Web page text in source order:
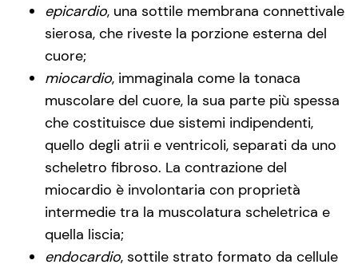
epicardio, una sottile membrana connettivale
sierosa, che riveste la porzione esterna del
cuore;
miocardio, immaginala come la tonaca
muscolare del cuore, la sua parte più spessa
che costituisce due sistemi indipendenti,
quello degli atrii e ventricoli, separati da uno
scheletro fibroso. La contrazione del
miocardio è involontaria con proprietà
intermedie tra la muscolatura scheletrica e
quella liscia;
endocardio, sottile strato formato da cellule